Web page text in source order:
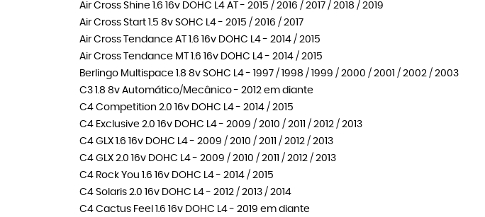
Air Cross Shine 1.6 16v DOHC L4 AT - 2015 / 2016 / 2017 / 2018 / 2019
Air Cross Start 1.5 8v SOHC L4 - 2015 / 2016 / 2017
Air Cross Tendance AT 1.6 16v DOHC L4 - 2014 / 2015
Air Cross Tendance MT 1.6 16v DOHC L4 - 2014 / 2015
Berlingo Multispace 1.8 8v SOHC L4 - 1997 / 1998 / 1999 / 2000 / 2001 / 2002 / 2003
C3 1.8 8v Automático/Mecânico - 2012 em diante
C4 Competition 2.0 16v DOHC L4 - 2014 / 2015
C4 Exclusive 2.0 16v DOHC L4 - 2009 / 2010 / 2011 / 2012 / 2013
C4 GLX 1.6 16v DOHC L4 - 2009 / 2010 / 2011 / 2012 / 2013
C4 GLX 2.0 16v DOHC L4 - 2009 / 2010 / 2011 / 2012 / 2013
C4 Rock You 1.6 16v DOHC L4 - 2014 / 2015
C4 Solaris 2.0 16v DOHC L4 - 2012 / 2013 / 2014
C4 Cactus Feel 1.6 16v DOHC L4 - 2019 em diante